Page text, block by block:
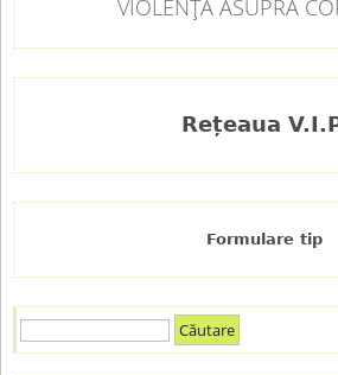
VIOLENȚĂ ASUPRA
Rețeaua
Formulare tip
F
ă